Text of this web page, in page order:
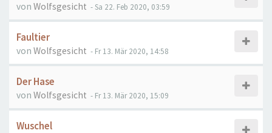
von Wolfsgesicht - Sa 22. Feb 2020, 03:59
Faultier
von Wolfsgesicht - Fr 13. Mär 2020, 14:58
Der Hase
von Wolfsgesicht - Fr 13. Mär 2020, 15:09
Wuschel